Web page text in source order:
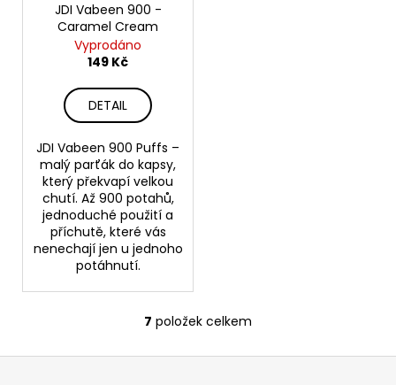
JDI Vabeen 900 -
Caramel Cream
Vyprodáno
149 Kč
DETAIL
JDI Vabeen 900 Puffs –
malý parťák do kapsy,
který překvapí velkou
chutí. Až 900 potahů,
jednoduché použití a
příchutě, které vás
nenechají jen u jednoho
potáhnutí.
O
v
7 položek celkem